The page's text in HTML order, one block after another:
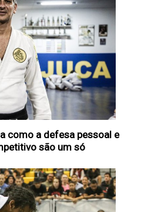
como a defesa pessoal e
são um só